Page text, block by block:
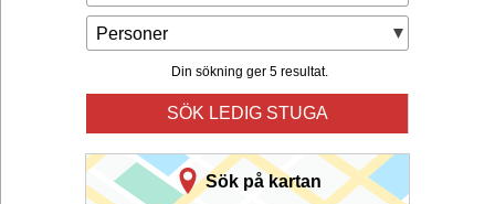
Personer
Din sökning ger 5 resultat.
SÖK LEDIG STUGA
Sök på kartan